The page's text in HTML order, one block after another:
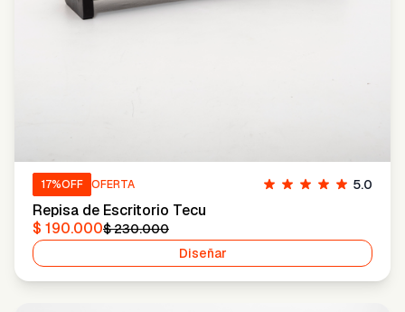
17%OFF OFERTA 5.0
Repisa de Escritorio Tecu
$ 190.000$ 230.000
Diseñar